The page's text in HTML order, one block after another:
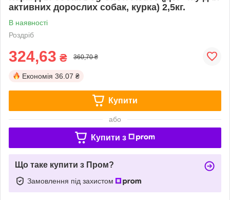
активних дорослих собак, курка) 2,5кг.
В наявності
Роздріб
324,63 ₴ 360,70 ₴
Економія 36.07 ₴
Купити
або
Купити з
Що таке купити з Пром?
Замовлення під захистом